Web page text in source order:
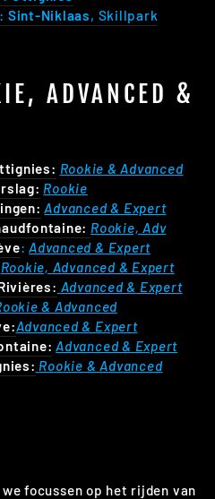
Sint-Niklaas, Skillpark
ADVANCED &
Rookie & Advanced
Rookie
Advanced & Expert
Rookie, Adv
: Advanced & Expert
Rookie, Advanced & Expert
: Advanced & Expert
& Advanced
Advanced & Expert
Advanced & Expert
Rookie & Advanced
focussen op het rijden van